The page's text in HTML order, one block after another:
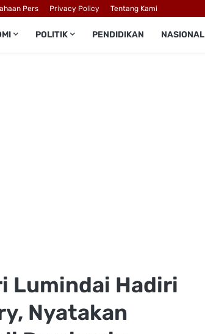
Pers Privacy Policy Tentang Kami
POLITIK PENDIDIKAN NASIONAL
Lumindai Hadiri
Nyatakan